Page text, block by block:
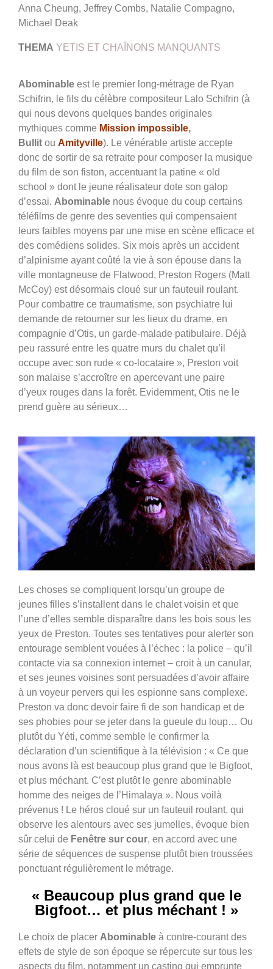
Anna Cheung, Jeffrey Combs, Natalie Compagno,
Michael Deak
THEMA YETIS ET CHAÎNONS MANQUANTS
Abominable est le premier long-métrage de Ryan
Schifrin, le fils du célèbre compositeur Lalo Schifrin (à
qui nous devons quelques bandes originales
mythiques comme Mission impossible,
Bullit ou Amityville). Le vénérable artiste accepte
donc de sortir de sa retraite pour composer la musique
du film de son fiston, accentuant la patine « old
school » dont le jeune réalisateur dote son galop
d’essai. Abominable nous évoque du coup certains
téléfilms de genre des seventies qui compensaient
leurs faibles moyens par une mise en scène efficace et
des comédiens solides. Six mois après un accident
d’alpinisme ayant coûté la vie à son épouse dans la
ville montagneuse de Flatwood, Preston Rogers (Matt
McCoy) est désormais cloué sur un fauteuil roulant.
Pour combattre ce traumatisme, son psychiatre lui
demande de retourner sur les lieux du drame, en
compagnie d’Otis, un garde-malade patibulaire. Déjà
peu rassuré entre les quatre murs du chalet qu’il
occupe avec son rude « co-locataire », Preston voit
son malaise s’accroître en apercevant une paire
d’yeux rouges dans la forêt. Evidemment, Otis ne le
prend guère au sérieux…
Les choses se compliquent lorsqu’un groupe de
jeunes filles s’installent dans le chalet voisin et que
l’une d’elles semble disparaître dans les bois sous les
yeux de Preston. Toutes ses tentatives pour alerter son
entourage semblent vouées à l’échec : la police – qu’il
contacte via sa connexion internet – croit à un canular,
et ses jeunes voisines sont persuadées d’avoir affaire
à un voyeur pervers qui les espionne sans complexe.
Preston va donc devoir faire fi de son handicap et de
ses phobies pour se jeter dans la gueule du loup… Ou
plutôt du Yéti, comme semble le confirmer la
déclaration d’un scientifique à la télévision : « Ce que
nous avons là est beaucoup plus grand que le Bigfoot,
et plus méchant. C’est plutôt le genre abominable
homme des neiges de l’Himalaya ». Nous voilà
prévenus ! Le héros cloué sur un fauteuil roulant, qui
observe les alentours avec ses jumelles, évoque bien
sûr celui de Fenêtre sur cour, en accord avec une
série de séquences de suspense plutôt bien troussées
ponctuant régulièrement le métrage.
« Beaucoup plus grand que le
Bigfoot… et plus méchant ! »
Le choix de placer Abominable à contre-courant des
effets de style de son époque se répercute sur tous les
aspects du film, notamment un casting qui emprunte